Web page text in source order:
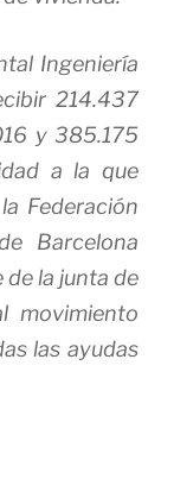
Ingeniería
214.437
y 385.175
a la que
Federación
Barcelona
de la junta de
movimiento
las ayudas